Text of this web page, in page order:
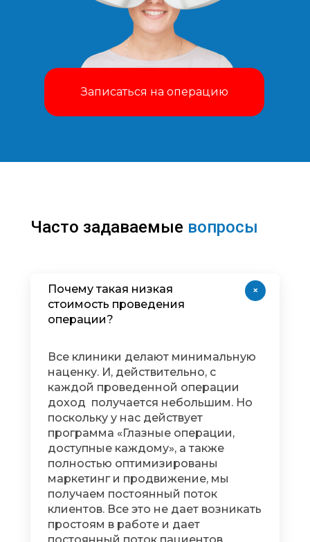
Записаться на операцию
Часто задаваемые вопросы
Почему такая низкая
стоимость проведения
операции?
Все клиники делают минимальную
наценку. И, действительно, с
каждой проведенной операции
доход получается небольшим. Но
поскольку у нас действует
программа «Глазные операции,
доступные каждому», а также
полностью оптимизированы
маркетинг и продвижение, мы
получаем постоянный поток
клиентов. Все это не дает возникать
простоям в работе и дает
+